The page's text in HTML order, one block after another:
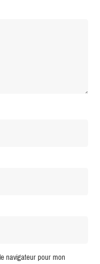
navigateur pour mon